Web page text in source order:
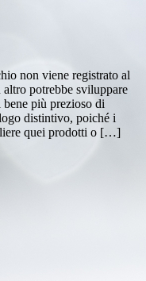
non viene registrato al
potrebbe sviluppare
bene più prezioso di
distintivo, poiché i
quei prodotti o […]